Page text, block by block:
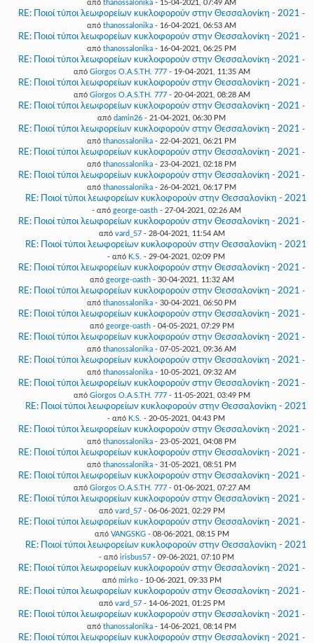
από thanossalonika - 15-04-2021, 07:49 AM
RE: Ποιοί τύποι λεωφορείων κυκλοφορούν στην Θεσσαλονίκη - 2021 -
από thanossalonika - 16-04-2021, 06:53 AM
RE: Ποιοί τύποι λεωφορείων κυκλοφορούν στην Θεσσαλονίκη - 2021 -
από thanossalonika - 16-04-2021, 06:25 PM
RE: Ποιοί τύποι λεωφορείων κυκλοφορούν στην Θεσσαλονίκη - 2021 -
από Giorgos O.A.S.TH. 777- 19-04-2021, 11:35 AM
RE: Ποιοί τύποι λεωφορείων κυκλοφορούν στην Θεσσαλονίκη - 2021 -
από Giorgos O.A.S.TH. 777- 20-04-2021, 08:28 AM
RE: Ποιοί τύποι λεωφορείων κυκλοφορούν στην Θεσσαλονίκη - 2021 -
από damin26 - 21-04-2021, 06:30 PM
RE: Ποιοί τύποι λεωφορείων κυκλοφορούν στην Θεσσαλονίκη - 2021 -
από thanossalonika - 22-04-2021, 06:21 PM
RE: Ποιοί τύποι λεωφορείων κυκλοφορούν στην Θεσσαλονίκη - 2021 -
από thanossalonika - 23-04-2021, 02:18 PM
RE: Ποιοί τύποι λεωφορείων κυκλοφορούν στην Θεσσαλονίκη - 2021 -
από thanossalonika - 26-04-2021, 06:17 PM
RE: Ποιοί τύποι λεωφορείων κυκλοφορούν στην Θεσσαλονίκη - 2021
- από george-oasth- 27-04-2021, 02:26 AM
RE: Ποιοί τύποι λεωφορείων κυκλοφορούν στην Θεσσαλονίκη - 2021 -
από vard_57- 28-04-2021, 11:54 AM
RE: Ποιοί τύποι λεωφορείων κυκλοφορούν στην Θεσσαλονίκη - 2021
- από K.S. - 29-04-2021, 02:09 PM
RE: Ποιοί τύποι λεωφορείων κυκλοφορούν στην Θεσσαλονίκη - 2021 -
από george-oasth- 30-04-2021, 11:32 AM
RE: Ποιοί τύποι λεωφορείων κυκλοφορούν στην Θεσσαλονίκη - 2021 -
από thanossalonika - 30-04-2021, 06:50 PM
RE: Ποιοί τύποι λεωφορείων κυκλοφορούν στην Θεσσαλονίκη - 2021 -
από george-oasth- 04-05-2021, 07:29 PM
RE: Ποιοί τύποι λεωφορείων κυκλοφορούν στην Θεσσαλονίκη - 2021 -
από thanossalonika - 07-05-2021, 09:36 AM
RE: Ποιοί τύποι λεωφορείων κυκλοφορούν στην Θεσσαλονίκη - 2021 -
από thanossalonika - 10-05-2021, 09:32 AM
RE: Ποιοί τύποι λεωφορείων κυκλοφορούν στην Θεσσαλονίκη - 2021 -
από Giorgos O.A.S.TH. 777- 11-05-2021, 03:49 PM
RE: Ποιοί τύποι λεωφορείων κυκλοφορούν στην Θεσσαλονίκη - 2021
- από K.S. - 20-05-2021, 04:43 PM
RE: Ποιοί τύποι λεωφορείων κυκλοφορούν στην Θεσσαλονίκη - 2021 -
από thanossalonika - 23-05-2021, 04:08 PM
RE: Ποιοί τύποι λεωφορείων κυκλοφορούν στην Θεσσαλονίκη - 2021 -
από thanossalonika - 31-05-2021, 08:51 PM
RE: Ποιοί τύποι λεωφορείων κυκλοφορούν στην Θεσσαλονίκη - 2021 -
από Giorgos O.A.S.TH. 777- 01-06-2021, 07:27 AM
RE: Ποιοί τύποι λεωφορείων κυκλοφορούν στην Θεσσαλονίκη - 2021 -
από vard_57- 06-06-2021, 02:29 PM
RE: Ποιοί τύποι λεωφορείων κυκλοφορούν στην Θεσσαλονίκη - 2021 -
από VANGSKG- 08-06-2021, 08:15 PM
RE: Ποιοί τύποι λεωφορείων κυκλοφορούν στην Θεσσαλονίκη - 2021
- από irisbus57- 09-06-2021, 07:10 PM
RE: Ποιοί τύποι λεωφορείων κυκλοφορούν στην Θεσσαλονίκη - 2021 -
από mirko- 10-06-2021, 09:33 PM
RE: Ποιοί τύποι λεωφορείων κυκλοφορούν στην Θεσσαλονίκη - 2021 -
από vard_57- 14-06-2021, 01:25 PM
RE: Ποιοί τύποι λεωφορείων κυκλοφορούν στην Θεσσαλονίκη - 2021 -
από thanossalonika - 14-06-2021, 08:14 PM
RE: Ποιοί τύποι λεωφορείων κυκλοφορούν στην Θεσσαλονίκη - 2021 -